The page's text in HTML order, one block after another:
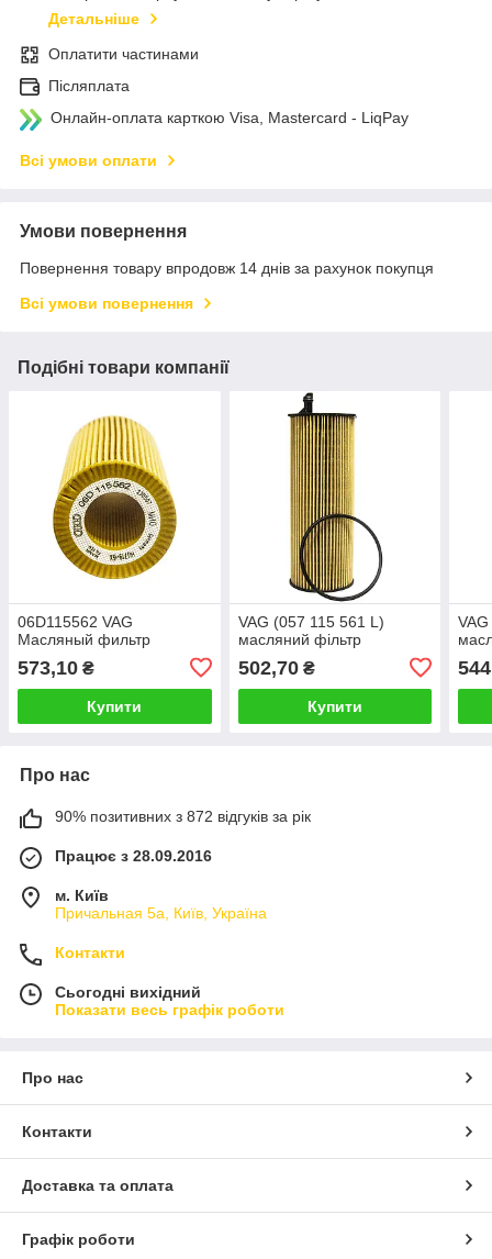
Детальніше
Оплатити частинами
Післяплата
Онлайн-оплата карткою Visa, Mastercard - LiqPay
Всі умови оплати
Умови повернення
Повернення товару впродовж 14 днів за рахунок покупця
Всі умови повернення
Подібні товари компанії
06D115562 VAG
Масляный фильтр
573,10 ₴
Купити
VAG (057 115 561 L)
масляний фільтр
502,70₴
Купити
Про нас
90% позитивних з 872 відгуків за рік
Працює з 28.09.2016
м. Київ
Причальная 5а, Київ, Україна
Контакти
Сьогодні вихідний
Показати весь графік роботи
Про нас
Контакти
Доставка та оплата
Графік роботи